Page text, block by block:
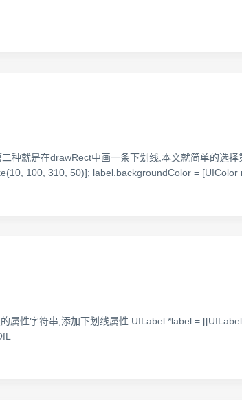
种就是在drawRect中画一条下划线,本文就简单的选择
100, 310, 50)]; label.backgroundColor = [UIColor
属性字符串,添加下划线属性 UILabel *label =